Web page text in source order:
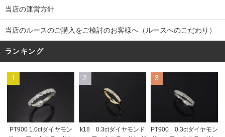
当店の運営方針
当店のルースのご購入をご検討のお客様へ（ルースへのこだわり）
ランキング
1
PT900 1.0ctダイヤモン
2
k18 0.3ctダイヤモンド
3
PT900 0.3ctダイヤモン